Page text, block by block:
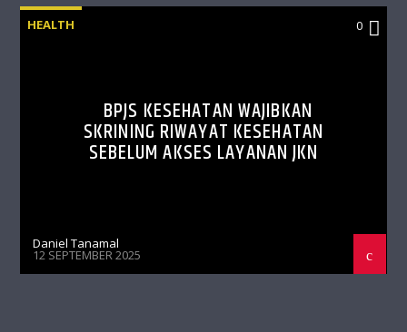
HEALTH 0
BPJS KESEHATAN WAJIBKAN
SKRINING RIWAYAT KESEHATAN
SEBELUM AKSES LAYANAN JKN
Daniel Tanamal
12 SEPTEMBER 2025